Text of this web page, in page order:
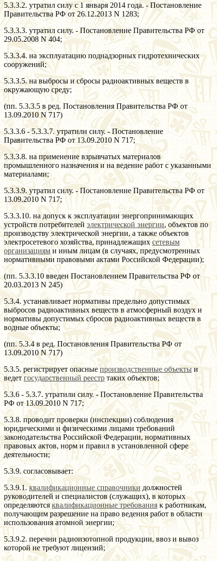
5.3.3.2. утратил силу с 1 января 2014 года. - Постановление
Правительства РФ от 26.12.2013 N 1283;
5.3.3.3. утратил силу. - Постановление Правительства РФ от
29.05.2008 N 404;
5.3.3.4. на эксплуатацию поднадзорных гидротехнических
сооружений;
5.3.3.5. на выбросы и сбросы радиоактивных веществ в
окружающую среду;
(пп. 5.3.3.5 в ред. Постановления Правительства РФ от
13.09.2010 N 717)
5.3.3.6 - 5.3.3.7. утратили силу. - Постановление
Правительства РФ от 13.09.2010 N 717;
5.3.3.8. на применение взрывчатых материалов
промышленного назначения и на ведение работ с указанными
материалами;
5.3.3.9. утратил силу. - Постановление Правительства РФ от
13.09.2010 N 717;
5.3.3.10. на допуск к эксплуатации энергопринимающих
устройств потребителей электрической энергии, объектов по
производству электрической энергии, а также объектов
электросетевого хозяйства, принадлежащихсетевым
организациями иным лицам (в случаях, предусмотренных
нормативными правовыми актами Российской Федерации);
(пп. 5.3.3.10 введен Постановлением Правительства РФ от
20.03.2013 N 245)
5.3.4. устанавливает нормативы предельно допустимых
выбросов радиоактивных веществ в атмосферный воздух и
нормативы допустимых сбросов радиоактивных веществ в
водные объекты;
(пп. 5.3.4 в ред. Постановления Правительства РФ от
13.09.2010 N 717)
5.3.5. регистрирует опасныепроизводственные объектыи
ведетгосударственный реестр таких объектов;
5.3.6 - 5.3.7. утратили силу. - Постановление Правительства
РФ от 13.09.2010 N 717;
5.3.8. проводит проверки (инспекции) соблюдения
юридическими и физическими лицами требований
законодательства Российской Федерации, нормативных
правовых актов, норм и правил в установленной сфере
деятельности;
5.3.9. согласовывает:
5.3.9.1.квалификационные справочникидолжностей
руководителей и специалистов (служащих), в которых
определяютсяквалификационные требованияк работникам,
получающим разрешение на право ведения работ в области
использования атомной энергии;
5.3.9.2. перечни радиоизотопной продукции, ввоз и вывоз
которой не требуют лицензий;